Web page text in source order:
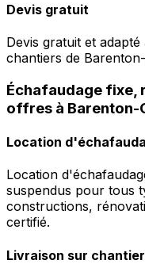
Devis gratuit
Devis gratuit et
chantiers de
Échafaudage fixe,
offres à Barenton-
Location
Location
suspendus pour tous
constructions,
certifié.
Livraison sur chantier